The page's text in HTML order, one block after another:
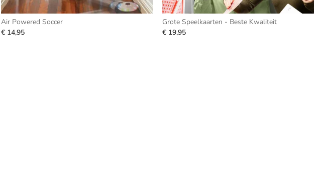
Air Powered Soccer
€ 14,95
Grote Speelkaarten - Beste Kwaliteit
€ 19,95